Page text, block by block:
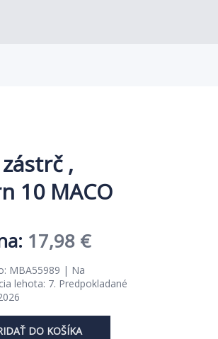
,
10 MACO
Pôvodná
cena
bola:
27,66 €.
17,98 €Aktuálna
je:
17,98 €.
MBA55989 | Na
lehota: 7. Predpokladané
DO KOŠÍKA